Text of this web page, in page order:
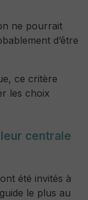
ne pourrait
d’être
ce critère
les choix
centrale
été invités à
le plus au